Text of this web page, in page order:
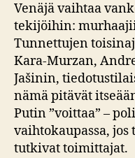
Venäjä vaihtaa
tekijöihin:
Tunnettujen
Kara-Murzan,
Jašinin,
nämä pitävät
Putin ”voittaa” –
vaihtokaupassa,
tutkivat toimittajat.